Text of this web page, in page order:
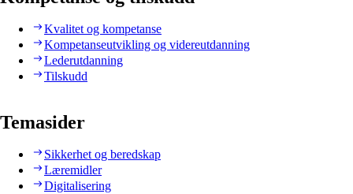
Kvalitet og kompetanse
Kompetanseutvikling og videreutdanning
Lederutdanning
Tilskudd
Temasider
Sikkerhet og beredskap
Læremidler
Digitalisering